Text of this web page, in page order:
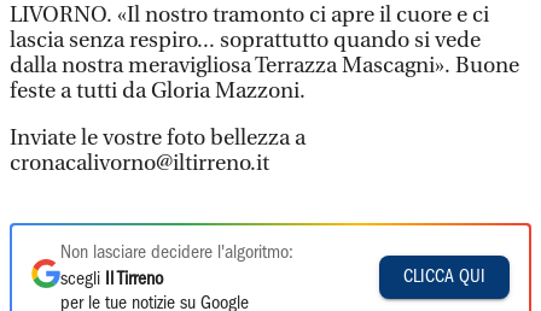
LIVORNO. «Il nostro tramonto ci apre il cuore e ci
lascia senza respiro... soprattutto quando si vede
dalla nostra meravigliosa Terrazza Mascagni». Buone
feste a tutti da Gloria Mazzoni.
Inviate le vostre foto bellezza a
cronacalivorno@iltirreno.it
Non lasciare decidere l'algoritmo:
scegli
Il Tirreno
per le tue notizie su Google
CLICCA QUI